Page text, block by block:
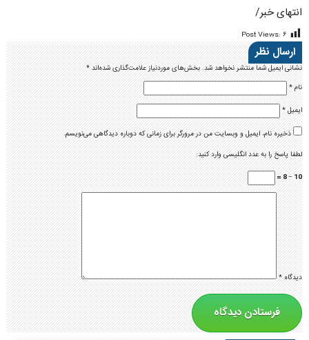
انتهای خبر/
Post Views: ۶
ارسال نظر
نشانی ایمیل شما منتشر نخواهد شد.بخش‌های موردنیاز علامت‌گذاری شده‌اند*
نام*
ایمیل*
ذخیره نام، ایمیل و وبسایت من در مرورگر برای زمانی که دوباره دیدگاهی می‌نویسم.
لطفا پاسخ را به عدد انگلیسی وارد کنید:
10 − 8 =
دیدگاه*